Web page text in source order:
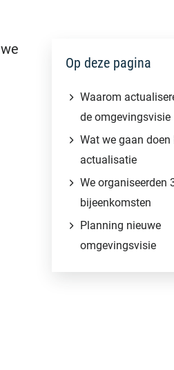
Op deze pagina
Waarom
de omgevingsvisie
Wat we gaan doen
actualisatie
We organiseerden
bijeenkomsten
Planning nieuwe
omgevingsvisie